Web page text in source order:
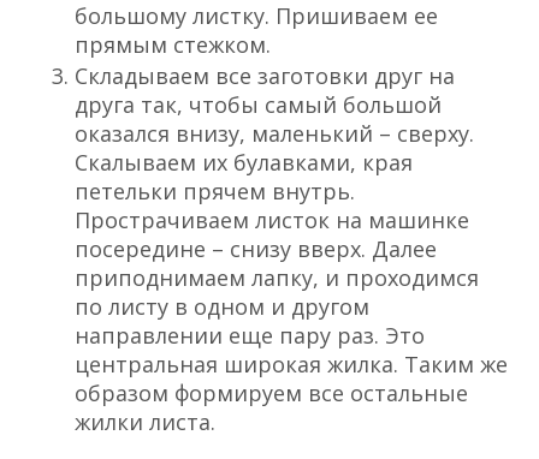
большому листку. Пришиваем ее
прямым стежком.
Складываем все заготовки друг на
друга так, чтобы самый большой
оказался внизу, маленький – сверху.
Скалываем их булавками, края
петельки прячем внутрь.
Прострачиваем листок на машинке
посередине – снизу вверх. Далее
приподнимаем лапку, и проходимся
по листу в одном и другом
направлении еще пару раз. Это
центральная широкая жилка. Таким же
образом формируем все остальные
жилки листа.